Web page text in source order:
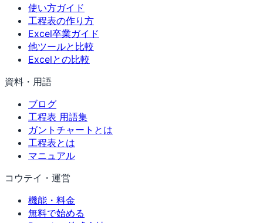
使い方ガイド
工程表の作り方
Excel卒業ガイド
他ツールと比較
Excelとの比較
資料・用語
ブログ
工程表 用語集
ガントチャートとは
工程表とは
マニュアル
コウテイ・運営
機能・料金
無料で始める